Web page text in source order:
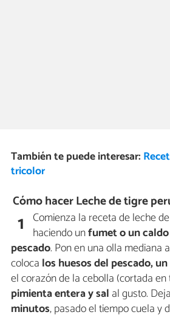
También te puede interesar:
tricolor
Cómo hacer Leche de tigre
1 Comienza la receta de leche
haciendo unfumeto un
pescado. Pon en una olla mediana
coloca los huesos del pescado,
el corazón de la cebolla (cortada
pimienta entera y sal al gusto.
minutos, pasado el tiempo cuela y